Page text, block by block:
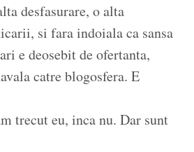
desfasurare, o alta
si fara indoiala ca sansa
e deosebit de ofertanta,
catre blogosfera. E
trecut eu, inca nu. Dar sunt